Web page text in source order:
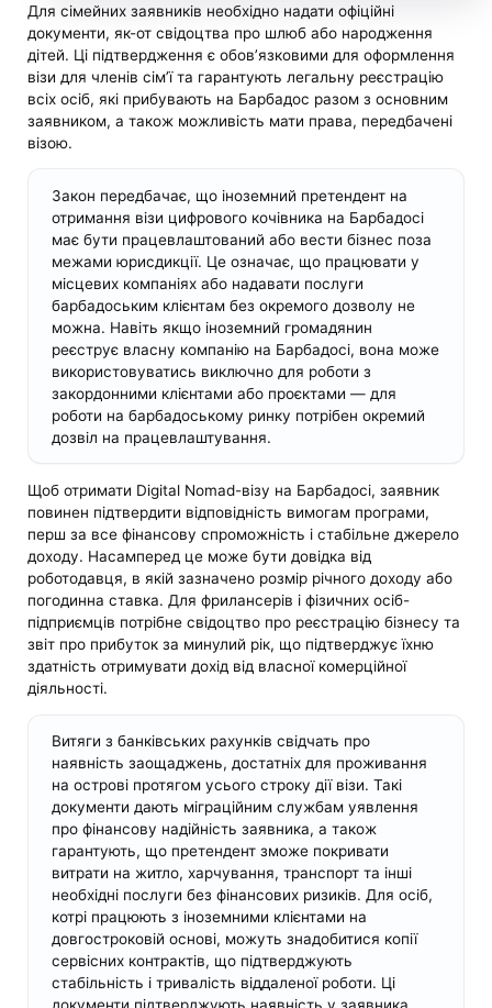
Для сімейних заявників необхідно надати офіційні
документи, як-от свідоцтва про шлюб або народження
дітей. Ці підтвердження є обов’язковими для оформлення
візи для членів сім’ї та гарантують легальну реєстрацію
всіх осіб, які прибувають на Барбадос разом з основним
заявником, а також можливість мати права, передбачені
візою.
Закон передбачає, що іноземний претендент на
отримання візи цифрового кочівника на Барбадосі
має бути працевлаштований або вести бізнес поза
межами юрисдикції. Це означає, що працювати у
місцевих компаніях або надавати послуги
барбадоським клієнтам без окремого дозволу не
можна. Навіть якщо іноземний громадянин
реєструє власну компанію на Барбадосі, вона може
використовуватись виключно для роботи з
закордонними клієнтами або проєктами — для
роботи на барбадоському ринку потрібен окремий
дозвіл на працевлаштування.
Щоб отримати Digital Nomad-візу на Барбадосі, заявник
повинен підтвердити відповідність вимогам програми,
перш за все фінансову спроможність і стабільне джерело
доходу. Насамперед це може бути довідка від
роботодавця, в якій зазначено розмір річного доходу або
погодинна ставка. Для фрилансерів і фізичних осіб-
підприємців потрібне свідоцтво про реєстрацію бізнесу та
звіт про прибуток за минулий рік, що підтверджує їхню
здатність отримувати дохід від власної комерційної
діяльності.
Витяги з банківських рахунків свідчать про
наявність заощаджень, достатніх для проживання
на острові протягом усього строку дії візи. Такі
документи дають міграційним службам уявлення
про фінансову надійність заявника, а також
гарантують, що претендент зможе покривати
витрати на житло, харчування, транспорт та інші
необхідні послуги без фінансових ризиків. Для осіб,
котрі працюють з іноземними клієнтами на
довгостроковій основі, можуть знадобитися копії
сервісних контрактів, що підтверджують
стабільність і тривалість віддаленої роботи. Ці